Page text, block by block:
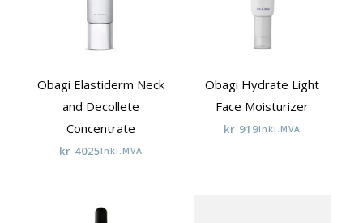
Obagi Elastiderm Neck
and Decollete
Concentrate
kr 4025Inkl.MVA
Obagi Hydrate Light
Face Moisturizer
kr 919Inkl.MVA